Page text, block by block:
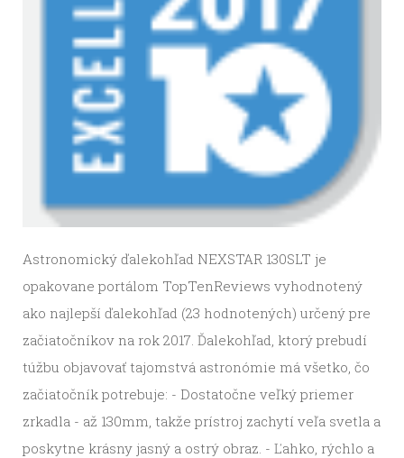
Astronomický ďalekohľad NEXSTAR 130SLT je
opakovane portálom TopTenReviews vyhodnotený
ako najlepší ďalekohľad (23 hodnotených) určený pre
začiatočníkov na rok 2017. Ďalekohľad, ktorý prebudí
túžbu objavovať tajomstvá astronómie má všetko, čo
začiatočník potrebuje: - Dostatočne veľký priemer
zrkadla - až 130mm, takže prístroj zachytí veľa svetla a
poskytne krásny jasný a ostrý obraz. - Ľahko, rýchlo a